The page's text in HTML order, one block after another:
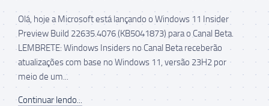
Olá, hoje a Microsoft está lançando o Windows 11 Insider
Preview Build 22635.4076 (KB5041873) para o Canal Beta.
LEMBRETE: Windows Insiders no Canal Beta receberão
atualizações com base no Windows 11, versão 23H2 por
meio de um...
Continuar lendo...